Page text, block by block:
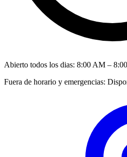
Abierto todos los dias: 8:00 AM –
Fuera de horario y emergencias: